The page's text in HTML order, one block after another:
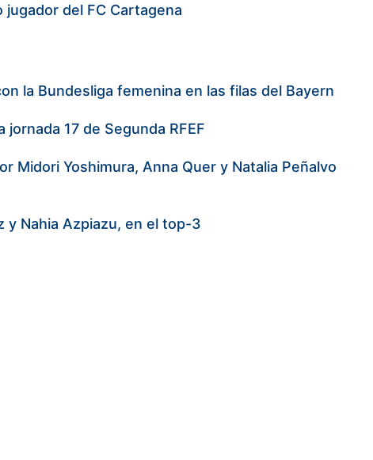
del FC Cartagena
la Bundesliga femenina en las filas del Bayern
17 de Segunda RFEF
Midori Yoshimura, Anna Quer y Natalia Peñalvo
y Nahia Azpiazu, en el top-3